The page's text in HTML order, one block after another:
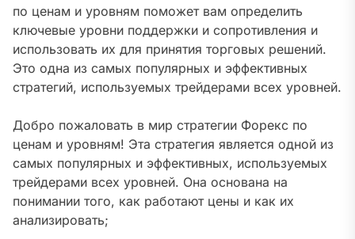
по ценам и уровням поможет вам определить
ключевые уровни поддержки и сопротивления и
использовать их для принятия торговых решений.
Это одна из самых популярных и эффективных
стратегий, используемых трейдерами всех уровней.
Добро пожаловать в мир стратегии Форекс по
ценам и уровням! Эта стратегия является одной из
самых популярных и эффективных, используемых
трейдерами всех уровней. Она основана на
понимании того, как работают цены и как их
анализировать;